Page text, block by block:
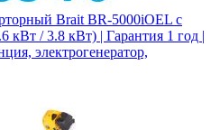
Brait BR-5000iOEL с
кВт / 3.8 кВт) | Гарантия 1 год |
электрогенератор,